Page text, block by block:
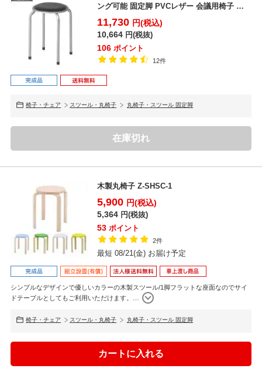
ング可能 固定脚 PVCレザー 会議用椅子 ラ
ウンドス...
11,730 円(税込)
10,664 円(税抜)
106 ポイント
12件
椅子・チェア スツール・丸椅子 丸椅子・スツール 固定脚
在庫切れ
木製丸椅子 Z-SHSC-1
5,900 円(税込)
5,364 円(税抜)
53 ポイント
2件
最短 08/21(金) お届け予定
シンプルなデザインで優しいカラーの木製スツール/1脚フラットな座面なのでサイ
ドテーブルとしてもご利用いただけます。
椅子・チェア スツール・丸椅子 丸椅子・スツール 固定脚